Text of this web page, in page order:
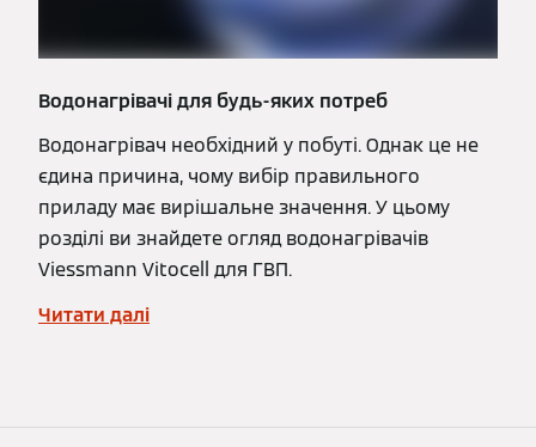
Водонагрівачі для будь-яких потреб
Водонагрівач необхідний у побуті. Однак це не
єдина причина, чому вибір правильного
приладу має вирішальне значення. У цьому
розділі ви знайдете огляд водонагрівачів
Viessmann Vitocell для ГВП.
Читати далі